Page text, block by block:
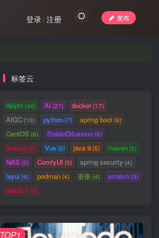
发布
登录 注册
标签云
delphi (46) AI (27) docker(17)
AIGC (10) python(7) spring boot(6)
CentOS (6) StableDifussion(6)
arduino(5) Vue(5) java 9(5) maven(5)
NAS (5) ComfyUI (5) spring security (4)
layui(4) podman(4) 若依 (4) scratch(3)
delphi 7(3)
TOP1